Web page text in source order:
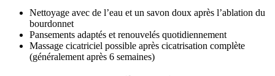
Nettoyage avec de l’eau et un savon doux après l’ablation du
bourdonnet
Pansements adaptés et renouvelés quotidiennement
Massage cicatriciel possible après cicatrisation complète
(généralement après 6 semaines)